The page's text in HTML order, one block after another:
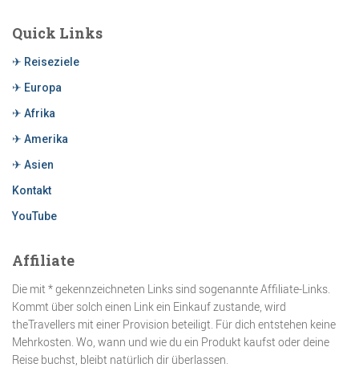
Quick Links
✈ Reiseziele
✈ Europa
✈ Afrika
✈ Amerika
✈ Asien
Kontakt
YouTube
Affiliate
Die mit * gekennzeichneten Links sind sogenannte Affiliate-Links.
Kommt über solch einen Link ein Einkauf zustande, wird
theTravellers mit einer Provision beteiligt. Für dich entstehen keine
Mehrkosten. Wo, wann und wie du ein Produkt kaufst oder deine
Reise buchst, bleibt natürlich dir überlassen.